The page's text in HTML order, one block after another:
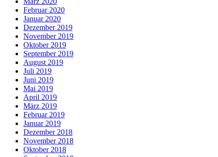
Februar 2020
Januar 2020
Dezember 2019
November 2019
Oktober 2019
September 2019
August 2019
Juli 2019
Juni 2019
Mai 2019
April 2019
März 2019
Februar 2019
Januar 2019
Dezember 2018
November 2018
Oktober 2018